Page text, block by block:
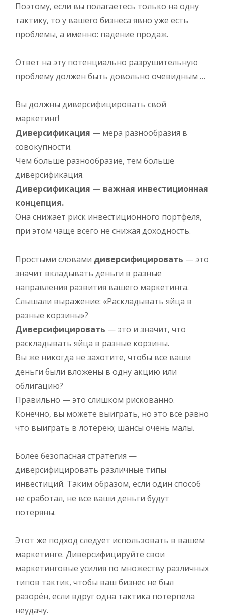
Поэтому, если вы полагаетесь только на одну
тактику, то у вашего бизнеса явно уже есть
проблемы, а именно: падение продаж.
Ответ на эту потенциально разрушительную
проблему должен быть довольно очевидным …
Вы должны диверсифицировать свой
маркетинг!
Диверсификация — мера разнообразия в
совокупности.
Чем больше разнообразие, тем больше
диверсификация.
Диверсификация — важная инвестиционная
концепция.
Она снижает риск инвестиционного портфеля,
при этом чаще всего не снижая доходность.
Простыми словами диверсифицировать — это
значит вкладывать деньги в разные
направления развития вашего маркетинга.
Слышали выражение: «Раскладывать яйца в
разные корзины»?
Диверсифицировать — это и значит, что
раскладывать яйца в разные корзины.
Вы же никогда не захотите, чтобы все ваши
деньги были вложены в одну акцию или
облигацию?
Правильно — это слишком рискованно.
Конечно, вы можете выиграть, но это все равно
что выиграть в лотерею; шансы очень малы.
Более безопасная стратегия —
диверсифицировать различные типы
инвестиций. Таким образом, если один способ
не сработал, не все ваши деньги будут
потеряны.
Этот же подход следует использовать в вашем
маркетинге. Диверсифицируйте свои
маркетинговые усилия по множеству различных
типов тактик, чтобы ваш бизнес не был
разорён, если вдруг одна тактика потерпела
неудачу.